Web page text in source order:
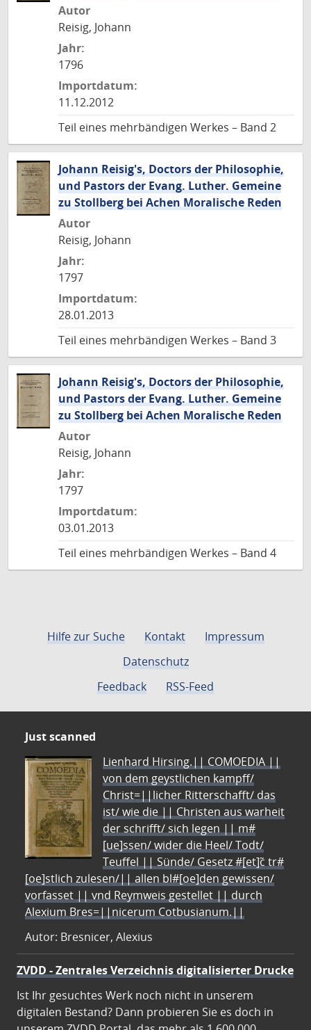
Autor
Reisig, Johann
Jahr:
1796
Importdatum:
11.12.2012
Teil eines mehrbändigen Werkes – Band 2
Johann Reisig's, Doctors der Philosophie,
und Pastors der Evang. Luther. Gemeine
zu Stollberg bei Achen Moralische Reden
Autor
Reisig, Johann
Jahr:
1797
Importdatum:
28.01.2013
Teil eines mehrbändigen Werkes – Band 3
Johann Reisig's, Doctors der Philosophie,
und Pastors der Evang. Luther. Gemeine
zu Stollberg bei Achen Moralische Reden
Autor
Reisig, Johann
Jahr:
1797
Importdatum:
03.01.2013
Teil eines mehrbändigen Werkes – Band 4
Hilfe zur Suche Kontakt
Impressum
Datenschutz
Feedback
RSS-Feed
Just scanned
Lienhard Hirsing.|| COMOEDIA ||
von dem geystlichen kampff/
Christ=||licher Ritterschafft/ das
ist/ wie die || Christen aus warheit
der schrifft/ sich legen || m#
[ue]ssen/ wider die Heel/ Todt/
Teuffel || Sünde/ Gesetz #[et]c̃ tr#
[oe]stlich zulesen/|| allen bl#[oe]den gewissen/
vorfasset || vnd Reymweis gestellet || durch
Alexium Bres=||nicerum Cotbusianum.||
Autor: Bresnicer, Alexius
ZVDD - Zentrales Verzeichnis digitalisierter Drucke
Ist Ihr gesuchtes Werk noch nicht in unserem
digitalen Bestand? Dann probieren Sie es doch in